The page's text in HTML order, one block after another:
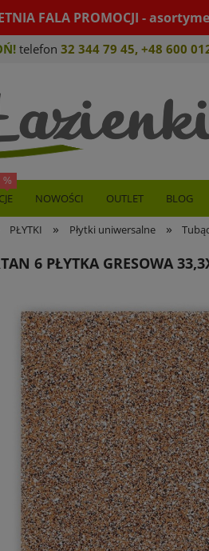
FALA PROMOCJI -
telefon 32 344 79 45, +48 600
NOWOŚCI OUTLET BLOG
PŁYTKI » Płytki uniwersalne »
6 PŁYTKA GRESOWA